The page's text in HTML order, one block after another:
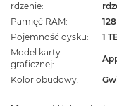
rdzenie
Pamięć RAM
Pojemność dysku
1
Model karty
graficznej
Kolor obudowy